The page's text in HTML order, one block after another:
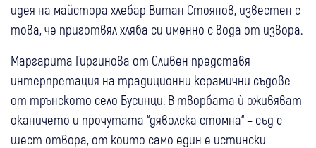
идея на майстора хлебар Витан Стоянов, известен с
това, че приготвял хляба си именно с вода от извора.
Маргарита Гиргинова от Сливен представя
интерпретация на традиционни керамични съдове
от трънското село Бусинци. В творбата ѝ оживяват
оканичето и прочутата “дяволска стомна“ – съд с
шест отвора, от които само един е истински